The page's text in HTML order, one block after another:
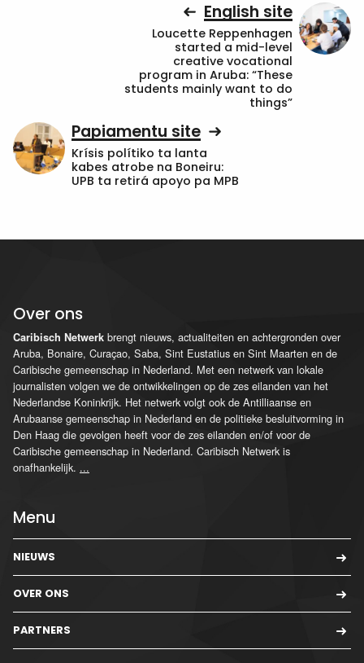
English site
Loucette Reppenhagen
started a mid-level
creative vocational
program in Aruba: “These
students mainly want to do
things”
Papiamentu site
Krísis polítiko ta lanta
kabes atrobe na Boneiru:
UPB ta retirá apoyo pa MPB
Over ons
Caribisch Netwerk brengt nieuws, actualiteiten en achtergronden over
Aruba, Bonaire, Curaçao, Saba, Sint Eustatius en Sint Maarten en de
Caribische gemeenschap in Nederland. Met een netwerk van lokale
journalisten volgen we de ontwikkelingen op de zes eilanden van het
Nederlandse Koninkrijk. Het netwerk volgt ook de Antilliaanse en
Arubaanse gemeenschap in Nederland en de politieke besluitvorming in
Den Haag die gevolgen heeft voor de zes eilanden en/of voor de
Caribische gemeenschap in Nederland. Caribisch Netwerk is
onafhankelijk. ...
Menu
NIEUWS
OVER ONS
PARTNERS